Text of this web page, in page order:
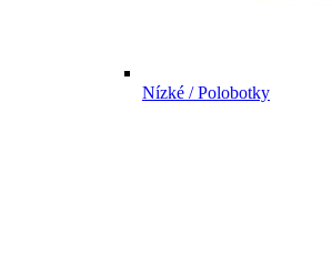
Nízké / Polobotky